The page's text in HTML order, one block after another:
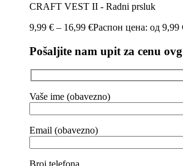
CRAFT VEST II - Radni prsluk
9,99 € – 16,99 €Распон цена: од 9,99
Pošaljite nam upit za cenu
Vaše ime (obavezno)
Email (obavezno)
Broj telefona